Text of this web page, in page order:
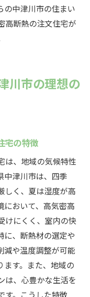
の中津川市の住まい
高断熱の注文住宅が
川市の理想の
宅の特徴
は、地域の気候特性
中津川市は、四季
しく、夏は湿度が高
において、高気密高
けにくく、室内の快
に、断熱材の選定や
減や温度調整が可能
ます。また、地域の
は、心豊かな生活を
す。こうした特徴